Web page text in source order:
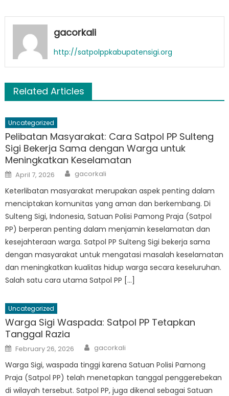
gacorkali
http://satpolppkabupatensigi.org
Related Articles
Uncategorized
Pelibatan Masyarakat: Cara Satpol PP Sulteng
Sigi Bekerja Sama dengan Warga untuk
Meningkatkan Keselamatan
Posted
on
April 7, 2026 Author
gacorkali
Keterlibatan masyarakat merupakan aspek penting dalam
menciptakan komunitas yang aman dan berkembang. Di
Sulteng Sigi, Indonesia, Satuan Polisi Pamong Praja (Satpol
PP) berperan penting dalam menjamin keselamatan dan
kesejahteraan warga. Satpol PP Sulteng Sigi bekerja sama
dengan masyarakat untuk mengatasi masalah keselamatan
dan meningkatkan kualitas hidup warga secara keseluruhan.
Salah satu cara utama Satpol PP […]
Uncategorized
Warga Sigi Waspada: Satpol PP Tetapkan
Tanggal Razia
Posted
on
February 26, 2026 Author
gacorkali
Warga Sigi, waspada tinggi karena Satuan Polisi Pamong
Praja (Satpol PP) telah menetapkan tanggal penggerebekan
di wilayah tersebut. Satpol PP, juga dikenal sebagai Satuan